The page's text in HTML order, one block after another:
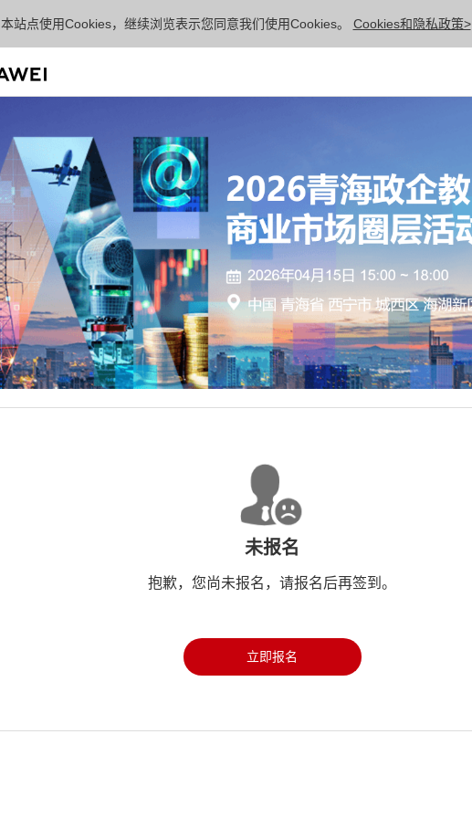
本站点使用Cookies，继续浏览表示您同意我们使用Cookies。 Cookies和隐私政策>
未报名
抱歉，您尚未报名，请报名后再签到。
立即报名